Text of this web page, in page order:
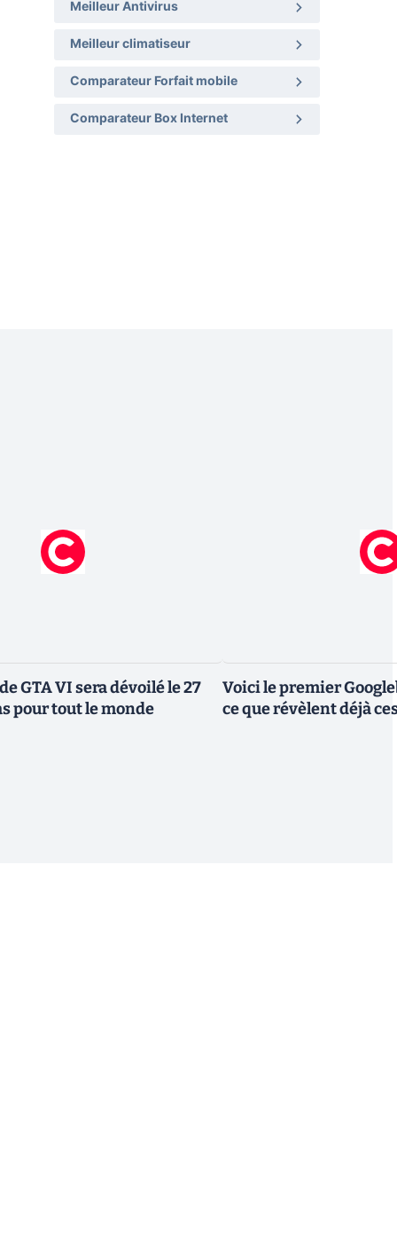
Meilleur Antivirus
Meilleur climatiseur
Comparateur Forfait mobile
Comparateur Box Internet
GTA VI sera dévoilé le 27
pour tout le monde
Voici le premier
ce que révèlent déjà